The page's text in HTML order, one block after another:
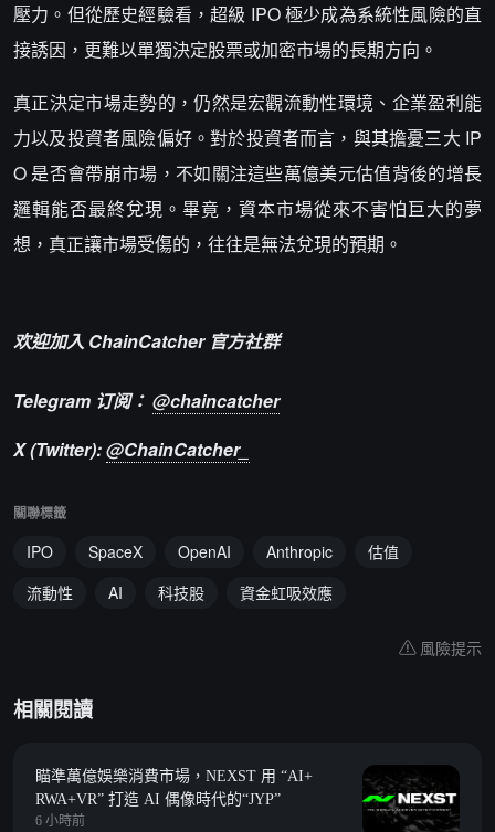
壓力。但從歷史經驗看，超級 IPO 極少成為系統性風險的直
接誘因，更難以單獨決定股票或加密市場的長期方向。
真正決定市場走勢的，仍然是宏觀流動性環境、企業盈利能
力以及投資者風險偏好。對於投資者而言，與其擔憂三大 IP
O 是否會帶崩市場，不如關注這些萬億美元估值背後的增長
邏輯能否最終兌現。畢竟，資本市場從來不害怕巨大的夢
想，真正讓市場受傷的，往往是無法兌現的預期。
欢迎加入 ChainCatcher 官方社群
Telegram 订阅： @chaincatcher
X (Twitter):@ChainCatcher_
關聯標籤
IPO SpaceX OpenAI Anthropic
估值
流動性
AI 科技股 資金虹吸效應
風險提示
相關閱讀
瞄準萬億娛樂消費市場，NEXST 用 “AI+
RWA+VR” 打造 AI 偶像時代的“JYP”
6 小時前